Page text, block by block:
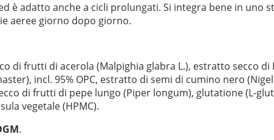
è adatto anche a cicli prolungati. Si integra bene in
aeree giorno dopo giorno.
di frutti di acerola (Malpighia glabra L.), estratto secco
incl. 95% OPC, estratto di semi di cumino nero
di frutti di pepe lungo (Piper longum), glutatione (L-
vegetale (HPMC).
.